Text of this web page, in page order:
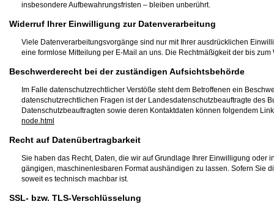
insbesondere Aufbewahrungsfristen – bleiben unberührt.
Widerruf Ihrer Einwilligung zur Datenverarbeitung
Viele Datenverarbeitungsvorgänge sind nur mit Ihrer ausdrücklichen
eine formlose Mitteilung per E-Mail an uns. Die Rechtmäßigkeit der bis
Beschwerderecht bei der zuständigen Aufsichtsbehörde
Im Falle datenschutzrechtlicher Verstöße steht dem Betroffenen ein
datenschutzrechtlichen Fragen ist der Landesdatenschutzbeauftragte des
Datenschutzbeauftragten sowie deren Kontaktdaten können folgendem
node.html
Recht auf Datenübertragbarkeit
Sie haben das Recht, Daten, die wir auf Grundlage Ihrer Einwilligung oder
gängigen, maschinenlesbaren Format aushändigen zu lassen. Sofern Sie
soweit es technisch machbar ist.
SSL- bzw. TLS-Verschlüsselung